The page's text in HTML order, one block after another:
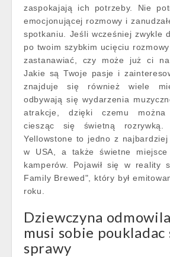
zaspokajają ich potrzeby. Nie
emocjonującej rozmowy i
spotkaniu. Jeśli wcześniej zwykle
po twoim szybkim ucięciu
zastanawiać, czy może już ci
Jakie są Twoje pasje i
znajduje się również wiele
odbywają się wydarzenia
atrakcje, dzięki czemu można
ciesząc się świetną rozrywką.
Yellowstone to jedno z
w USA, a także świetne
kamperów. Pojawił się w reality
Family Brewed", który był
roku.
Dziewczyna
musi sobie poukladac
sprawy